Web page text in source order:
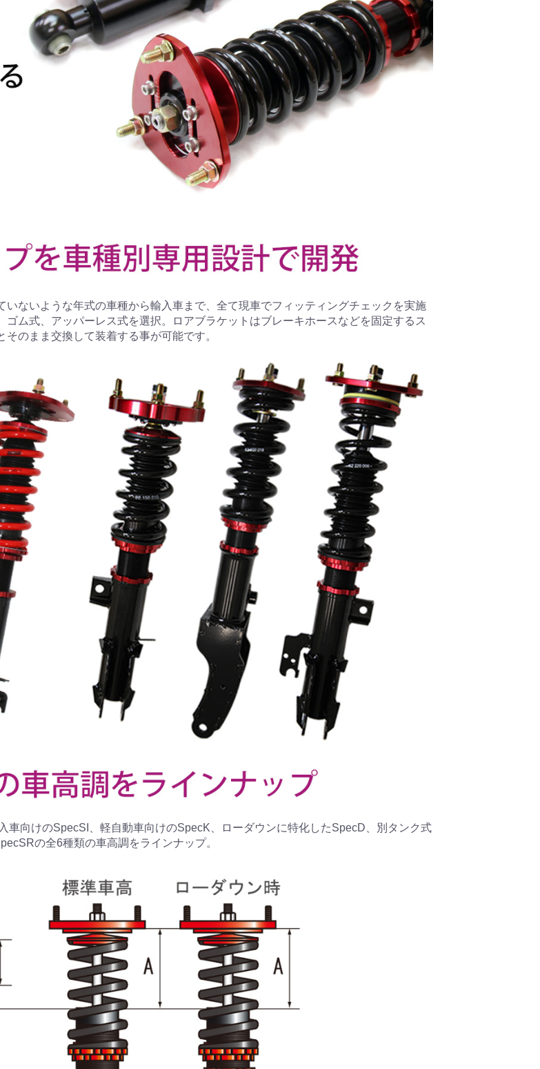
ないような年式の車種から輸入車まで、全て現車でフィッティングチェックを実施
ム式、アッパーレス式を選択。ロアブラケットはブレーキホースなどを固定するス
のまま交換して装着する事が可能です。
車向けのSpecSI、軽自動車向けのSpecK、ローダウンに特化したSpecD、別タンク式
の全6種類の車高調をラインナップ。